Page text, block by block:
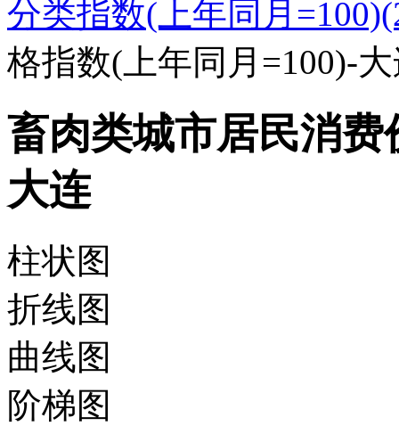
分类指数(上年同月
格指数(上年同月=100)-
畜肉类城市居民消
大连
柱状图
折线图
曲线图
阶梯图